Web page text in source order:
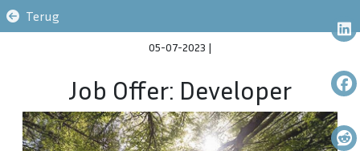
Terug
05-07-2023 |
Job Offer: Developer